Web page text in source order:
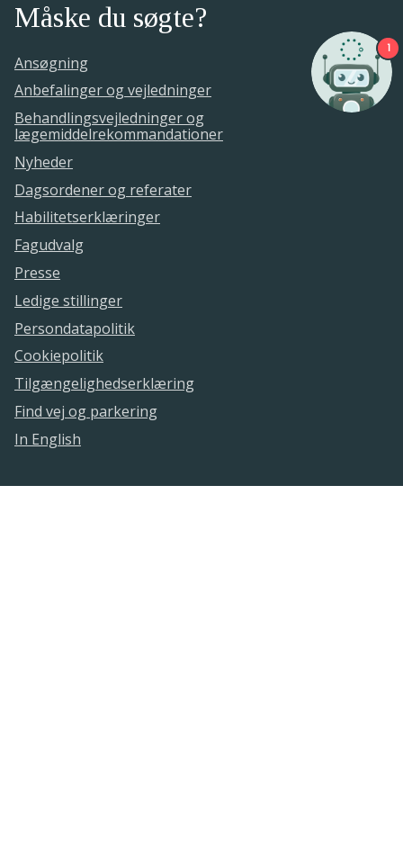
Måske du søgte?
Ansøgning
Anbefalinger og vejledninger
Behandlingsvejledninger og
lægemiddelrekommandationer
Nyheder
Dagsordener og referater
Habilitetserklæringer
Fagudvalg
Presse
Ledige stillinger
Persondatapolitik
Cookiepolitik
Tilgængelighedserklæring
Find vej og parkering
In English
1